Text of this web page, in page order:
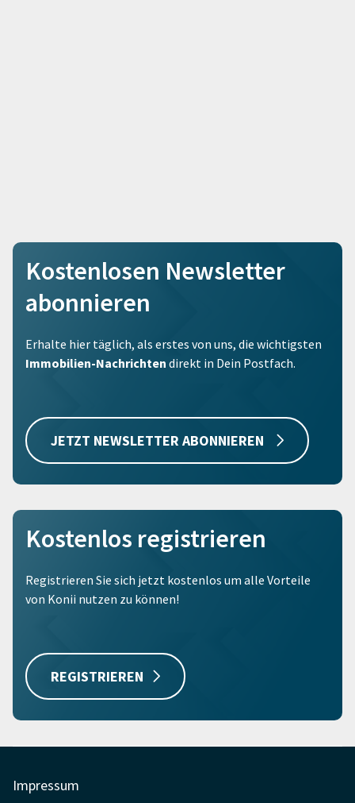
Kostenlosen Newsletter
abonnieren
Erhalte hier täglich, als erstes von uns, die wichtigsten
Immobilien-Nachrichten direkt in Dein Postfach.
JETZT NEWSLETTER ABONNIEREN
Kostenlos registrieren
Registrieren Sie sich jetzt kostenlos um alle Vorteile
von Konii nutzen zu können!
REGISTRIEREN
Impressum